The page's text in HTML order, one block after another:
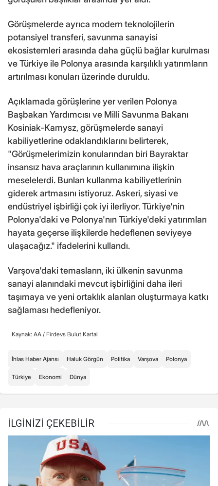
Görüşmelerde ayrıca modern teknolojilerin
potansiyel transferi, savunma sanayisi
ekosistemleri arasında daha güçlü bağlar kurulması
ve Türkiye ile Polonya arasında karşılıklı yatırımların
artırılması konuları üzerinde duruldu.
Açıklamada görüşlerine yer verilen Polonya
Başbakan Yardımcısı ve Milli Savunma Bakanı
Kosiniak-Kamysz, görüşmelerde sanayi
kabiliyetlerine odaklandıklarını belirterek,
"Görüşmelerimizin konularından biri Bayraktar
insansız hava araçlarının kullanımına ilişkin
meselelerdi. Bunları kullanma kabiliyetlerinin
giderek artmasını istiyoruz. Askeri, siyasi ve
endüstriyel işbirliği çok iyi ilerliyor. Türkiye'nin
Polonya'daki ve Polonya'nın Türkiye'deki yatırımları
hayata geçerse ilişkilerde hedeflenen seviyeye
ulaşacağız." ifadelerini kullandı.
Varşova'daki temasların, iki ülkenin savunma
sanayi alanındaki mevcut işbirliğini daha ileri
taşımaya ve yeni ortaklık alanları oluşturmaya katkı
sağlaması hedefleniyor.
Kaynak: AA / Firdevs Bulut Kartal
İhlas Haber Ajansı Haluk Görgün Politika Varşova Polonya
Türkiye Ekonomi Dünya